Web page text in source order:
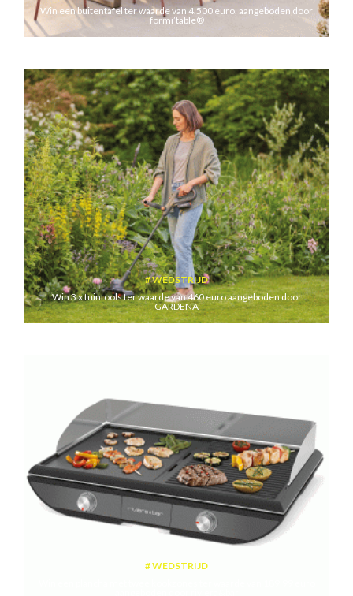
Win een buitentafel ter waarde van 4.500 euro, aangeboden door
formi’table®
WEDSTRIJD
Win 3 x tuintools ter waarde van 460 euro aangeboden door
GARDENA
WEDSTRIJD